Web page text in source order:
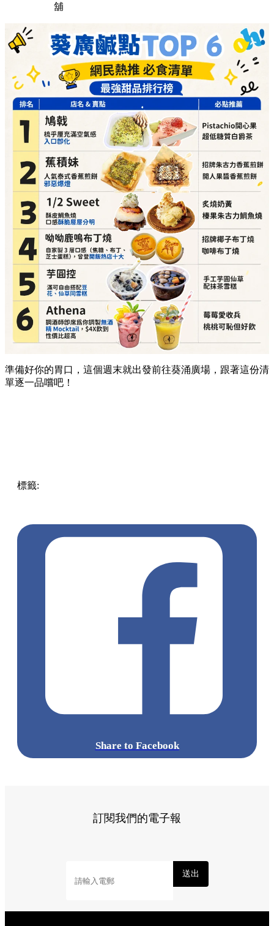
舖
準備好你的胃口，這個週末就出發前往葵涌廣場，跟著這份清
單逐一品嚐吧！
標籤:
Share to Facebook
訂閱我們的電子報
送出